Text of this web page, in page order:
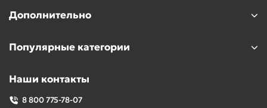
Дополнительно
Популярные категории
Наши контакты
8 800 775-78-07